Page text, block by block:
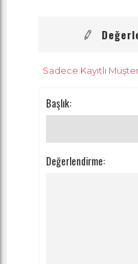
Sadece Kayıtlı
Başlık:
Değerlendirme: